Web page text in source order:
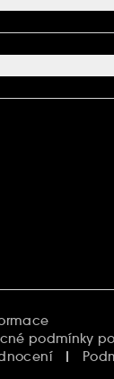
podmínky